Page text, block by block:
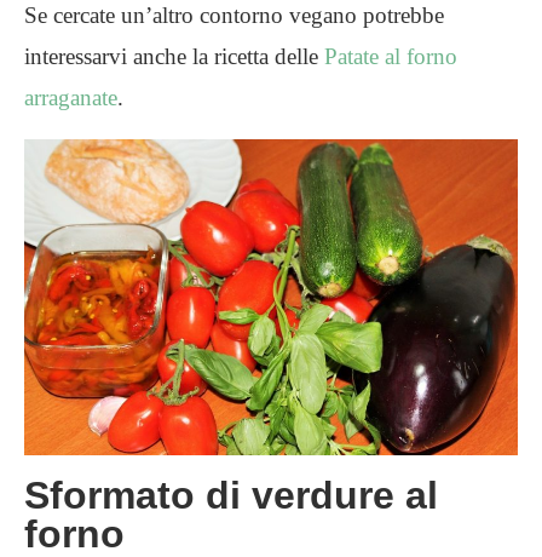
Se cercate un’altro contorno vegano potrebbe
interessarvi anche la ricetta delle Patate al forno
arraganate.
Sformato di verdure al
forno